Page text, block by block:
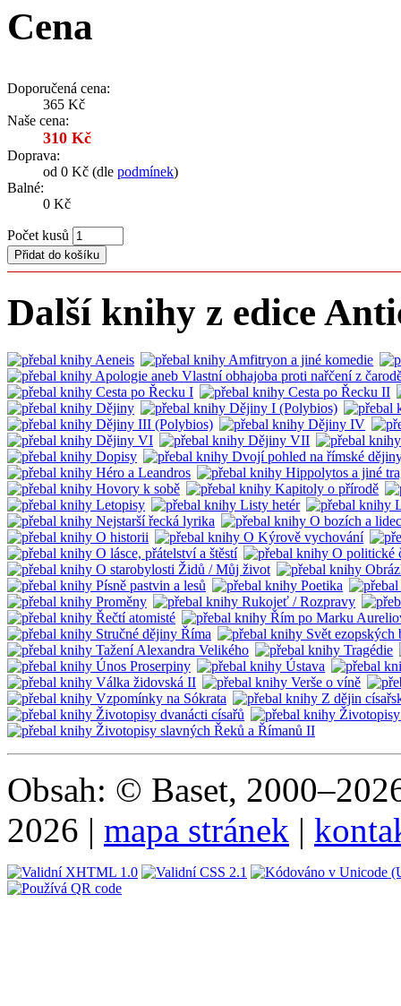
Cena
Doporučená cena:
365 Kč
Naše cena:
310 Kč
Doprava:
od 0 Kč (dle podmínek)
Balné:
0 Kč
Počet kusů
Další knihy z edice
Obsah: © Baset,
2026 | mapa stránek |